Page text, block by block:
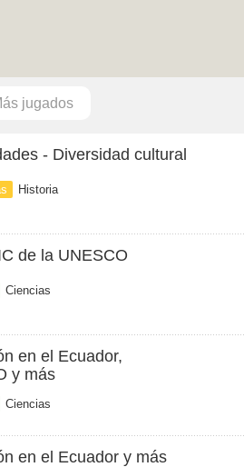
jugados
- Diversidad cultural
Historia
de la UNESCO
Ciencias
en el Ecuador,
y más
Ciencias
en el Ecuador y más